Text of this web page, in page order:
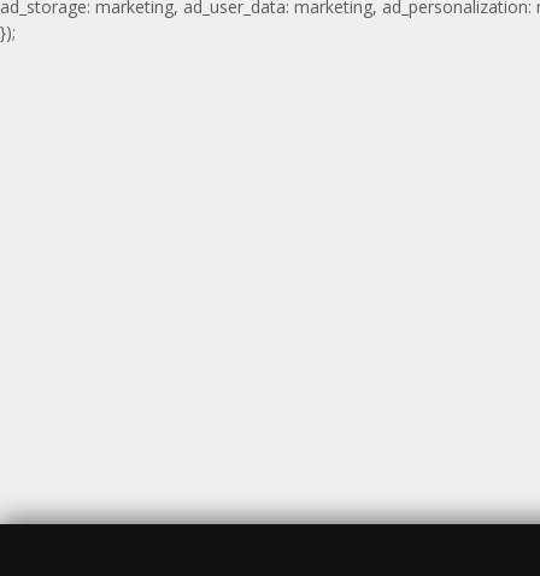
ad_storage: marketing, ad_user_data: marketing, ad_personalization:
});